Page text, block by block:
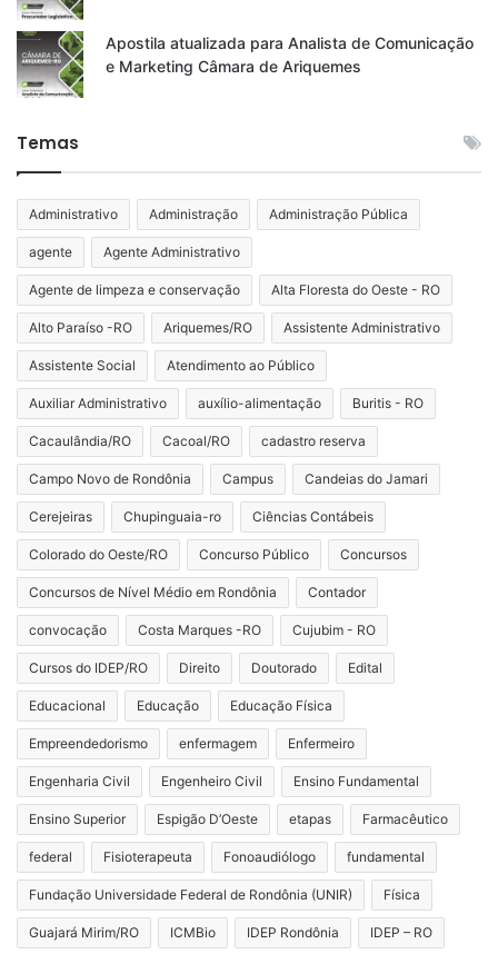
Apostila atualizada para Analista de Comunicação
e Marketing Câmara de Ariquemes
Temas
Administrativo Administração Administração Pública
agente Agente Administrativo
Agente de limpeza e conservação Alta Floresta do Oeste - RO
Alto Paraíso -RO Ariquemes/RO Assistente Administrativo
Assistente Social Atendimento ao Público
Auxiliar Administrativo auxílio-alimentação Buritis - RO
Cacaulândia/RO Cacoal/RO cadastro reserva
Campo Novo de Rondônia Campus Candeias do Jamari
Cerejeiras Chupinguaia-ro Ciências Contábeis
Colorado do Oeste/RO Concurso Público Concursos
Concursos de Nível Médio em Rondônia Contador
convocação Costa Marques -RO Cujubim - RO
Cursos do IDEP/RO Direito Doutorado Edital
Educacional Educação Educação Física
Empreendedorismo enfermagem Enfermeiro
Engenharia Civil Engenheiro Civil Ensino Fundamental
Ensino Superior Espigão D’Oeste etapas Farmacêutico
federal Fisioterapeuta Fonoaudiólogo fundamental
Fundação Universidade Federal de Rondônia (UNIR) Física
Guajará Mirim/RO ICMBio IDEP Rondônia IDEP – RO